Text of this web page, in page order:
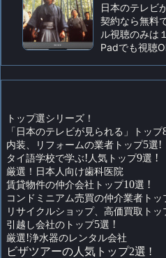
日本のテレビ
契約なら無料
ル視聴のみは
Padでも視聴
トップ選シリーズ！
「日本のテレビが見られる」トップ
内装、リフォームの業者トップ5選!
タイ語学校で学ぶ! 人気トップ9選 !
厳選！日本人向け歯科医院
賃貸物件の仲介会社トップ10選 !
コンドミニアム売買の仲介業者トッ
リサイクルショップ、高価買取トッ
引越し会社のトップ5選 !
厳選!浄水器のレンタル会社
ビザツアーの人気トップ2選 !